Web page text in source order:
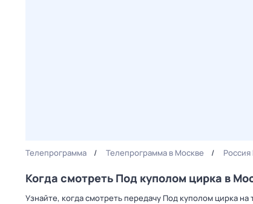
Телепрограмма Телепрограмма в Москве Россия
Когда смотреть Под куполом цирка в
Узнайте, когда смотреть передачу Под куполом цирка